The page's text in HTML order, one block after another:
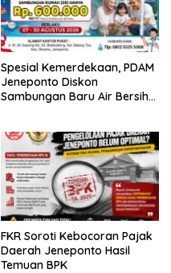
Spesial Kemerdekaan, PDAM
Jeneponto Diskon
Sambungan Baru Air Bersih
FKR Soroti Kebocoran Pajak
Daerah Jeneponto Hasil
Temuan BPK